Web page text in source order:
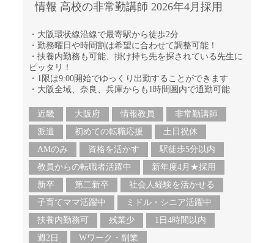
情報 高校の非常勤講師 2026年4月採用
・大阪環状線沿線で最寄駅から徒歩2分
・勤務曜日や時間割は希望に合わせて調整可能！
・扶養内勤務も可能、掛け持ち先を探されている先生に
ピッタリ！
・1限は9:00開始でゆっくり出勤することができます
・大阪全域、奈良、兵庫からも1時間圏内で通勤可能
近畿 大阪府 情報教員
非常勤講師
派遣
初めての転職応援
土日祝休
AMのみ
資格を活かす
駅徒歩5分以内
教員からの転職者活躍中
新年度4月★採用
新卒
第二新卒
社会人経験を活かせる
子育てママ活躍中
ミドル・シニア活躍中
扶養内勤務可
残業少
1日4時間以内
週2日
Wワーク・副業